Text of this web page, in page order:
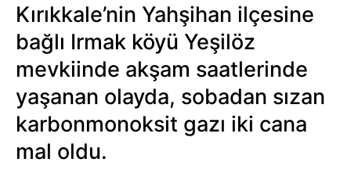
Kırıkkale’nin Yahşihan ilçesine
bağlı Irmak köyü Yeşilöz
mevkiinde akşam saatlerinde
yaşanan olayda, sobadan sızan
karbonmonoksit gazı iki cana
mal oldu.